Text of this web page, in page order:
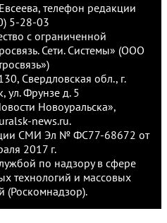
телефон редакции
5-28-03
с ограниченной
Сети. Системы» (ООО
Свердловская обл., г.
ул. Фрунзе д. 5
Новоуральска»,
news.ru.
СМИ Эл № ФС77-68672 от
2017 г.
по надзору в сфере
технологий и массовых
(Роскомнадзор).